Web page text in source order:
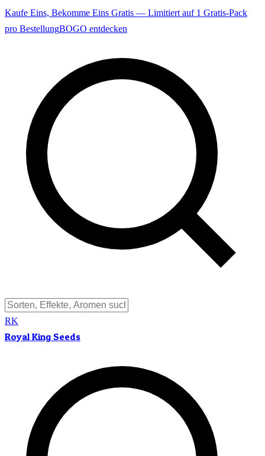
Kaufe Eins, Bekomme Eins Gratis — Limitiert auf 1 Gratis-Pack
pro BestellungBOGO entdecken
RK
Royal King Seeds